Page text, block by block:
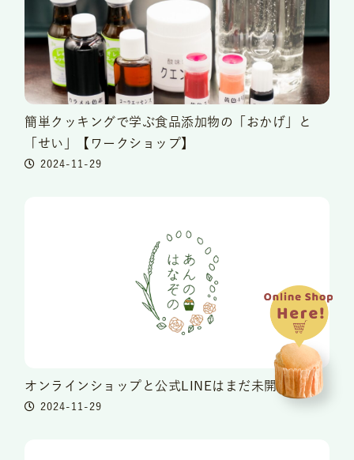
簡単クッキングで学ぶ食品添加物の「おかげ」と
「せい」【ワークショップ】
2024-11-29
オンラインショップと公式LINEはまだ未開通です。
2024-11-29